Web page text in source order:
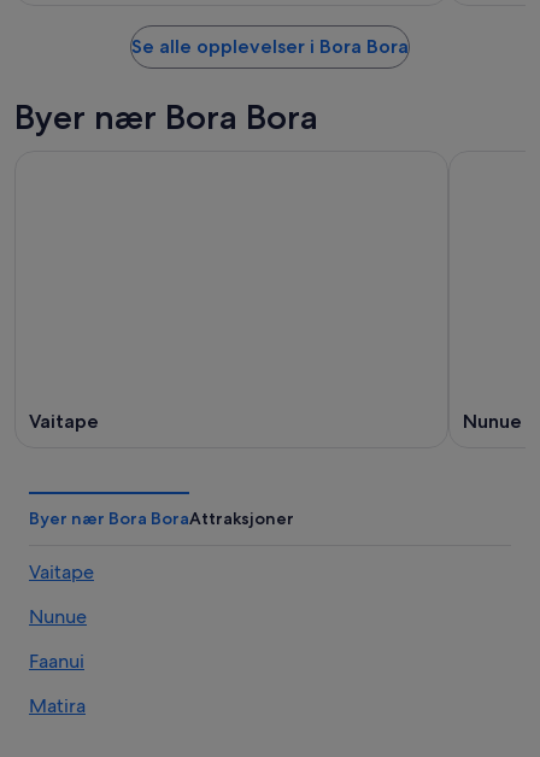
Se alle opplevelser i Bora Bora
Byer nær Bora Bora
Vaitape Nunue
Byer nær Bora BoraAttraksjoner
Vaitape
Nunue
Faanui
Matira